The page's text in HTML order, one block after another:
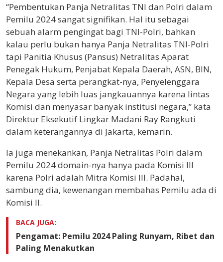
“Pembentukan Panja Netralitas TNI dan Polri dalam
Pemilu 2024 sangat signifikan. Hal itu sebagai
sebuah alarm pengingat bagi TNI-Polri, bahkan
kalau perlu bukan hanya Panja Netralitas TNI-Polri
tapi Panitia Khusus (Pansus) Netralitas Aparat
Penegak Hukum, Penjabat Kepala Daerah, ASN, BIN,
Kepala Desa serta perangkat-nya, Penyelenggara
Negara yang lebih luas jangkauannya karena lintas
Komisi dan menyasar banyak institusi negara,” kata
Direktur Eksekutif Lingkar Madani Ray Rangkuti
dalam keterangannya di Jakarta, kemarin.
Ia juga menekankan, Panja Netralitas Polri dalam
Pemilu 2024 domain-nya hanya pada Komisi III
karena Polri adalah Mitra Komisi III. Padahal,
sambung dia, kewenangan membahas Pemilu ada di
Komisi II.
BACA JUGA:
Pengamat: Pemilu 2024 Paling Runyam, Ribet dan
Paling Menakutkan